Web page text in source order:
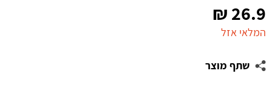
26.9
₪
המלאי אזל
שתף מוצר